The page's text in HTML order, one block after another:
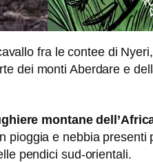
fra le contee di
dei monti Aberdare e
montane
pioggia e nebbia
pendici sud-orientali.